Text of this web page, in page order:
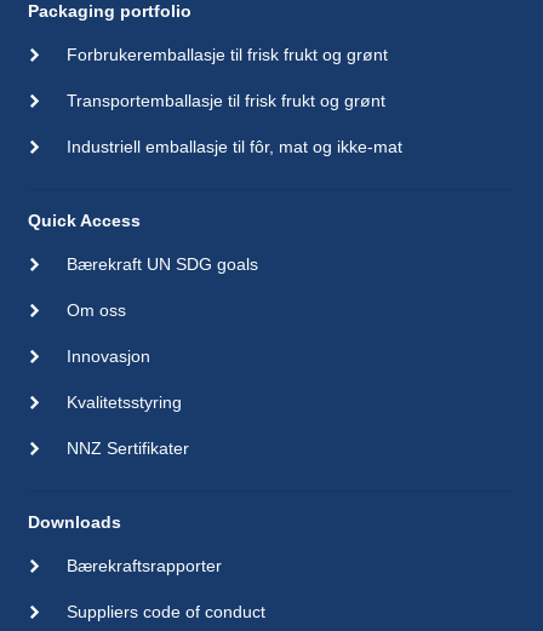
Packaging portfolio
Forbrukeremballasje til frisk frukt og grønt
Transportemballasje til frisk frukt og grønt
Industriell emballasje til fôr, mat og ikke-mat
Quick Access
Bærekraft UN SDG goals
Om oss
Innovasjon
Kvalitetsstyring
NNZ Sertifikater
Downloads
Bærekraftsrapporter
Suppliers code of conduct